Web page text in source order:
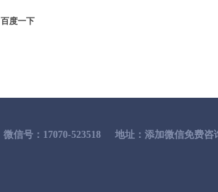
百度一下
微信号：17070-523518 地址：添加微信免费